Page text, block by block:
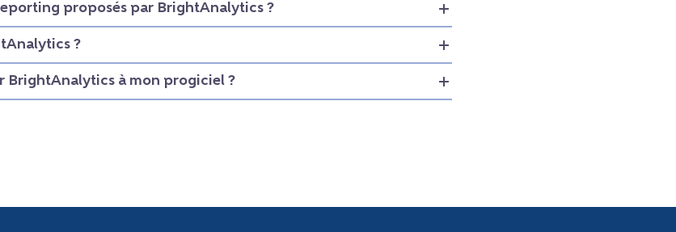
proposés par BrightAnalytics ?
?
BrightAnalytics à mon progiciel ?